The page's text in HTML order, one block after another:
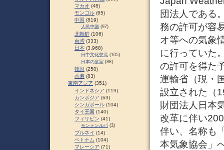
団法人である
務の許可が容
オ等への気象
に行っていた
の許可を得た
運輸省（現・
設立された（
財団法人日本
改革に伴い
伴い、名称も
本気象協会」
マカオ (48)
モンゴル (65)
中国 (819)
人民中国 (97)
北朝鮮 (106)
台湾 (333)
日本 (3,968)
日中文化交流 (105)
日本の皇室 (88)
韓国 (250)
香港 (83)
東南アジア (351)
インドネシア (119)
カンボジア (63)
シンガポール (104)
タイ王国 (140)
フィリピン (41)
モンテンルパ (3)
ブルネイ (14)
ベトナム (104)
マレーシア (71)